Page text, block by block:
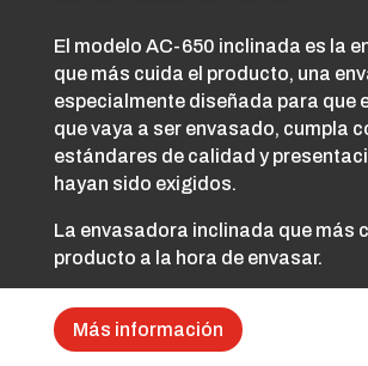
El modelo AC-650 inclinada es la
que más cuida el producto, una
especialmente diseñada para que
que vaya a ser envasado, cumpla
estándares de calidad y
hayan sido exigidos.
La envasadora inclinada que más
producto a la hora de envasar.
Más información